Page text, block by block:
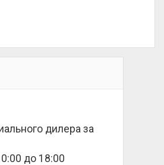
дилера за
до 18:00